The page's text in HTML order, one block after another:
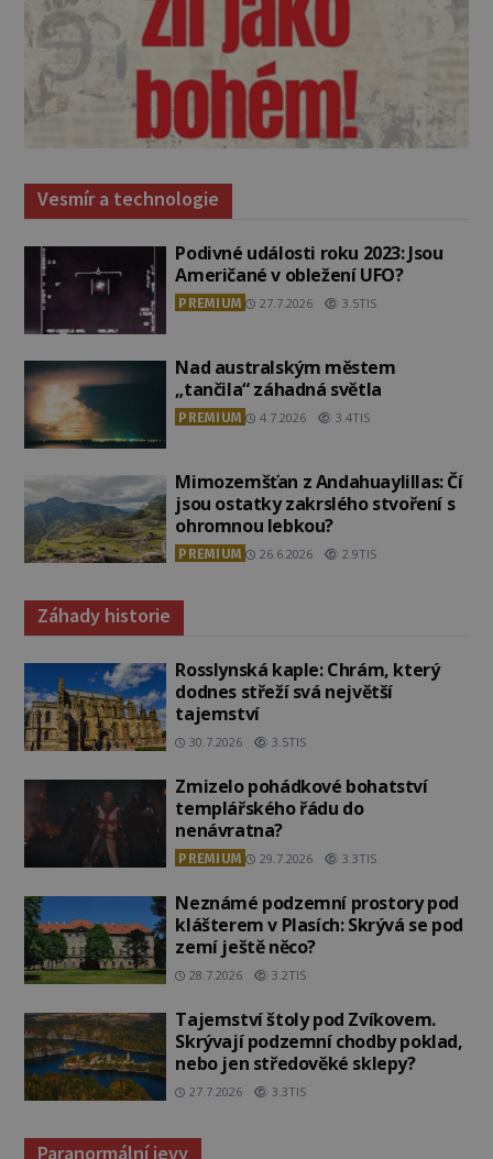
Vesmír a technologie
Podivné události roku 2023: Jsou
Američané v obležení UFO?
PREMIUM 27.7.2026 3.5TIS
Nad australským městem
„tančila“ záhadná světla
PREMIUM 4.7.2026 3.4TIS
Mimozemšťan z Andahuaylillas: Čí
jsou ostatky zakrslého stvoření s
ohromnou lebkou?
PREMIUM 26.6.2026 2.9TIS
Záhady historie
Rosslynská kaple: Chrám, který
dodnes střeží svá největší
tajemství
30.7.2026 3.5TIS
Zmizelo pohádkové bohatství
templářského řádu do
nenávratna?
PREMIUM 29.7.2026 3.3TIS
Neznámé podzemní prostory pod
klášterem v Plasích: Skrývá se pod
zemí ještě něco?
28.7.2026 3.2TIS
Tajemství štoly pod Zvíkovem.
Skrývají podzemní chodby poklad,
nebo jen středověké sklepy?
27.7.2026 3.3TIS
Paranormální jevy